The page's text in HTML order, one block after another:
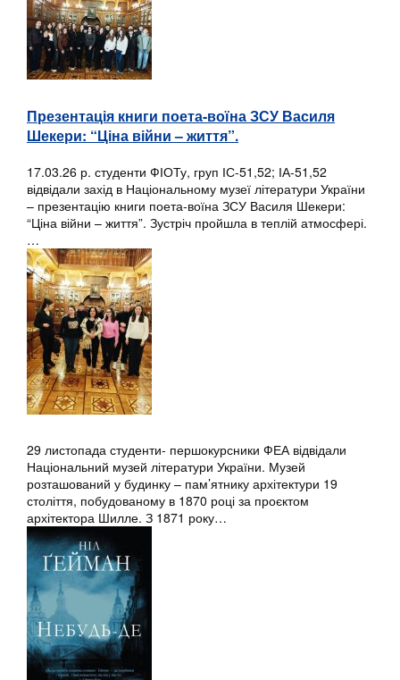
Презентація книги поета-воїна ЗСУ Василя
Шекери: “Ціна війни – життя”.
17.03.26 р. студенти ФІОТу, груп ІС-51,52; ІА-51,52
відвідали захід в Національному музеї літератури України
– презентацію книги поета-воїна ЗСУ Василя Шекери:
“Ціна війни – життя”. Зустріч пройшла в теплій атмосфері.
…
29 листопада студенти- першокурсники ФЕА відвідали
Національний музей літератури України. Музей
розташований у будинку – пам’ятнику архітектури 19
століття, побудованому в 1870 році за проєктом
архітектора Шилле. З 1871 року…